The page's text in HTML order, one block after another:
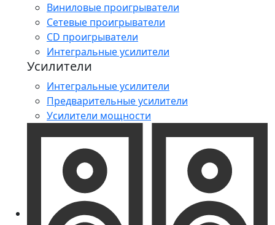
Виниловые проигрыватели
Сетевые проигрыватели
CD проигрыватели
Интегральные усилители
Усилители
Интегральные усилители
Предварительные усилители
Усилители мощности